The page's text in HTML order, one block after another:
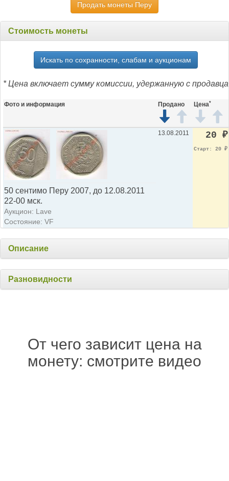
Продать монеты Перу
Стоимость монеты
Искать по сохранности, слабам и аукционам
* Цена включает сумму комиссии, удержанную с продавца
Фото и информация Продано Цена*
50 сентимо Перу 2007, до 12.08.2011
22-00 мск.
Аукцион: Lave
Состояние: VF
13.08.2011 20 ₽
Старт: 20 ₽
Описание
Разновидности
От чего зависит цена на
монету: смотрите видео